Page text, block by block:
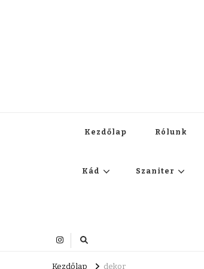
Kezdőlap Rólunk
Kád Szaniter
Kezdőlap dekor